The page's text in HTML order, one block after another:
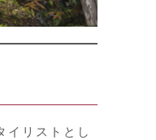
イリストとし